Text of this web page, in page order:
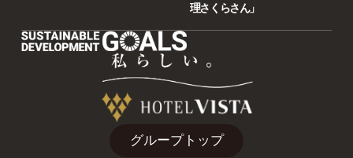
理さくらさん」
グループトップ